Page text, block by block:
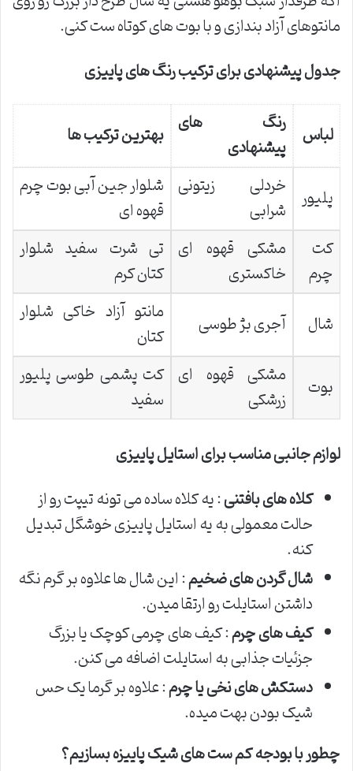
مانتوهای آزاد بندازی و با بوت های کوتاه ست کنی.
جدول پیشنهادی برای ترکیب رنگ های پاییزی
لباس رنگ های
پیشنهادی
بهترین ترکیب ها
پلیور خردلی زیتونی
شرابی
شلوار جین آبی بوت چرم
قهوه ای
کت
چرم
مشکی قهوه ای
خاکستری
تی شرت سفید شلوار
کتان کرم
شال
آجری بژ طوسی
مانتو آزاد خاکی شلوار
کتان
بوت
مشکی قهوه ای
زرشکی
کت پشمی طوسی پلیور
سفید
لوازم جانبی مناسب برای استایل پاییزی
کلاه های بافتنی: یه کلاه ساده می تونه تیپت رو از
حالت معمولی به یه استایل پاییزی خوشگل تبدیل
کنه.
شال گردن های ضخیم: این شال ها علاوه بر گرم نگه
داشتن استایلت رو ارتقا میدن.
کیف های چرم: کیف های چرمی کوچک یا بزرگ
جزئیات جذابی به استایلت اضافه می کنن.
دستکش های نخی یا چرم: علاوه بر گرما یک حس
شیک بودن بهت میده.
چطور با بودجه کم ست های شیک پاییزه بسازیم؟